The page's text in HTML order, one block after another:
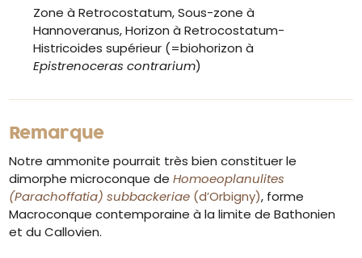
Zone à Retrocostatum, Sous-zone à
Hannoveranus, Horizon à Retrocostatum-
Histricoides supérieur (=biohorizon à
Epistrenoceras contrarium)
Remarque
Notre ammonite pourrait très bien constituer le
dimorphe microconque deHomoeoplanulites
(Parachoffatia) subbackeriae (d’Orbigny), forme
Macroconque contemporaine à la limite de Bathonien
et du Callovien.